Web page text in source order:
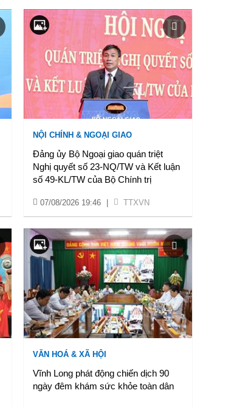
NỘI CHÍNH & NGOẠI GIAO
Đảng ủy Bộ Ngoại giao quán triệt
Nghị quyết số 23-NQ/TW và Kết luận
số 49-KL/TW của Bộ Chính trị
07/08/2026 19:46 TTXVN
VĂN HOÁ & XÃ HỘI
Vĩnh Long phát động chiến dịch 90
ngày đêm khám sức khỏe toàn dân